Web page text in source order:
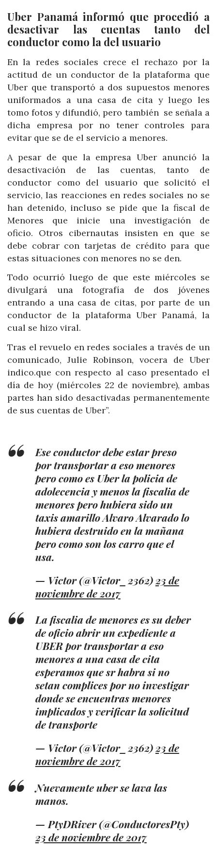
Uber Panamá informó que procedió a
desactivar las cuentas tanto del
conductor como la del usuario
En la redes sociales crece el rechazo por la
actitud de un conductor de la plataforma que
Uber que transportó a dos supuestos menores
uniformados a una casa de cita y luego les
tomo fotos y difundió, pero también se señala a
dicha empresa por no tener controles para
evitar que se de el servicio a menores.
A pesar de que la empresa Uber anunció la
desactivación de las cuentas, tanto de
conductor como del usuario que solicitó el
servicio, las reacciones en redes sociales no se
han detenido, incluso se pide que la fiscal de
Menores que inicie una investigación de
oficio. Otros cibernautas insisten en que se
debe cobrar con tarjetas de crédito para que
estas situaciones con menores no se den.
Todo ocurrió luego de que este miércoles se
divulgará una fotografía de dos jóvenes
entrando a una casa de citas, por parte de un
conductor de la plataforma Uber Panamá, la
cual se hizo viral.
Tras el revuelo en redes sociales a través de un
comunicado, Julie Robinson, vocera de Uber
indico.que con respecto al caso presentado el
día de hoy (miércoles 22 de noviembre), ambas
partes han sido desactivadas permanentemente
de sus cuentas de Uber”.
Ese conductor debe estar preso
por transportar a eso menores
pero como es Uber la policia de
adolecencia y menos la fiscalia de
menores pero hubiera sido un
taxis amarillo Alvaro Alvarado lo
hubiera destruido en la mañana
pero como son los carro que el
usa.
— Victor (@Victor_2362)23 de
noviembre de 2017
La fiscalia de menores es su deber
de oficio abrir un expediente a
UBER por transportar a eso
menores a una casa de cita
esperamos que sr habra si no
setan complices por no investigar
donde se encuentras menores
implicados y verificar la solicitud
de transporte
— Victor (@Victor_2362)23 de
noviembre de 2017
Nuevamente uber se lava las
manos.
— PtyDRiver (@ConductoresPty)
23 de noviembre de 2017